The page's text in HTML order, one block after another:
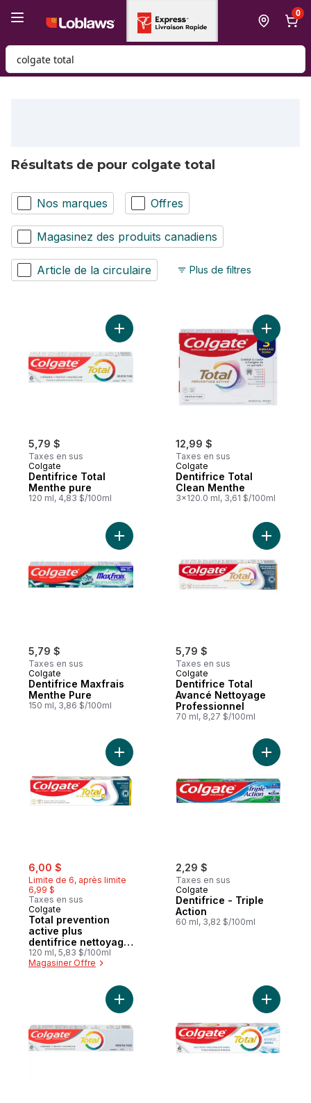
0
Rechercher des produits
Résultats de pour colgate total
Nos marques Offres
Magasinez des produits canadiens
Article de la circulaire Plus de filtres
5,79 $
Taxes en sus
Colgate
Dentifrice Total
Menthe pure
120 ml, 4,83 $/100ml
Ajouter Dentifrice Total Menthe pure au
12,99 $
Taxes en sus
Colgate
Dentifrice Total
Clean Menthe
3x120.0 ml, 3,61 $/100ml
Ajouter
5,79 $
Taxes en sus
Colgate
Dentifrice Maxfrais
Menthe Pure
150 ml, 3,86 $/100ml
Ajouter Dentifrice Maxfrais Menthe Pure
5,79 $
Taxes en sus
Colgate
Dentifrice Total
Avancé Nettoyage
Professionnel
70 ml, 8,27 $/100ml
Ajouter
sale:
6,00 $
Limite de 6, après limite
6,99 $
Taxes en sus
Colgate
Total prevention
active plus
dentifrice nettoyage
en profondeur
120 ml, 5,83 $/100ml
Magasiner Offre
Ajouter Total prevention active plus
2,29 $
Taxes en sus
Colgate
Dentifrice - Triple
Action
60 ml, 3,82 $/100ml
Ajouter
Ajouter Dentifrice Total Clean Menthe au
Ajouter